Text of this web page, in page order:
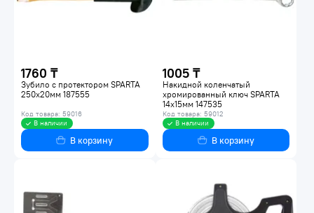
1760 ₸
Зубило с протектором SPARTA
250x20мм 187555
Код товара: 59016
В наличии
В корзину
1005 ₸
Накидной коленчатый
хромированный ключ SPARTA
14x15мм 147535
Код товара: 59012
В наличии
В корзину